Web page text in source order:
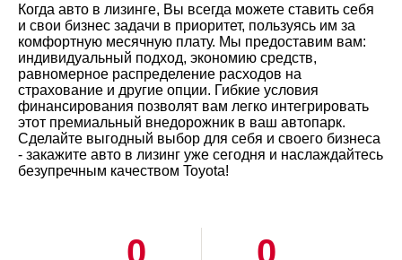
Когда авто в лизинге, Вы всегда можете ставить себя
и свои бизнес задачи в приоритет, пользуясь им за
комфортную месячную плату. Мы предоставим вам:
индивидуальный подход, экономию средств,
равномерное распределение расходов на
страхование и другие опции. Гибкие условия
финансирования позволят вам легко интегрировать
этот премиальный внедорожник в ваш автопарк.
Сделайте выгодный выбор для себя и своего бизнеса
- закажите авто в лизинг уже сегодня и наслаждайтесь
безупречным качеством Toyota!
0 0